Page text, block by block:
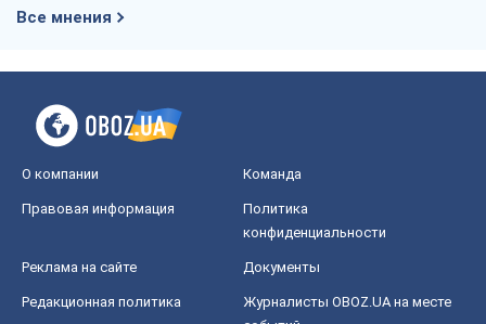
Все мнения
О компании Команда
Правовая информация
Политика
конфиденциальности
Реклама на сайте Документы
Редакционная политика
Журналисты OBOZ.UA на месте